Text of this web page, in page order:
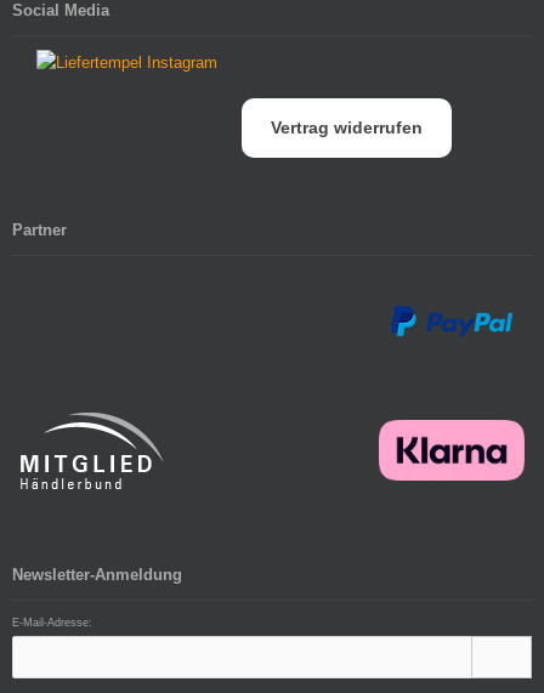
Social Media
Vertrag widerrufen
Partner
Newsletter-Anmeldung
E-Mail-Adresse: